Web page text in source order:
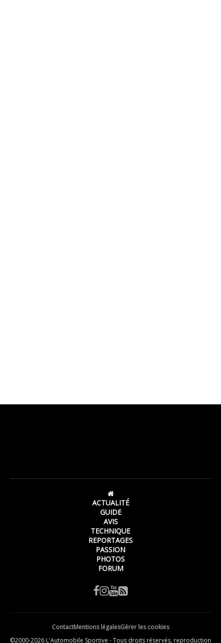
ACTUALITÉ
GUIDE
AVIS
TECHNIQUE
REPORTAGES
PASSION
PHOTOS
FORUM
ContactMentions légalesGérer les cookies
©2000-2026 L'Automobile Sportive - Tous droits réservés, reproduction